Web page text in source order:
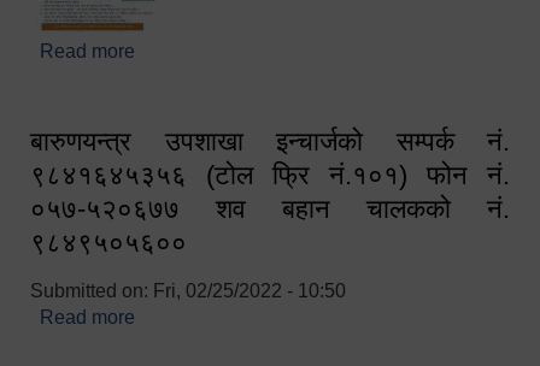
Read more
बारुणयन्त्र उपशाखा इन्चार्जको सम्पर्क नं.
९८४१६४५३५६ (टोल फ्रि नं.१०१) फोन नं.
०५७-५२०६७७ शव बहान चालकको नं.
९८४९५०५६००
Submitted on: Fri, 02/25/2022 - 10:50
Read more